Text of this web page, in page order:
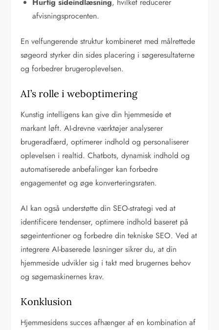
Hurtig sideindlæsning, hvilket reducerer
afvisningsprocenten.
En velfungerende struktur kombineret med målrettede
søgeord styrker din sides placering i søgeresultaterne
og forbedrer brugeroplevelsen.
AI’s rolle i weboptimering
Kunstig intelligens kan give din hjemmeside et
markant løft. AI-drevne værktøjer analyserer
brugeradfærd, optimerer indhold og personaliserer
oplevelsen i realtid. Chatbots, dynamisk indhold og
automatiserede anbefalinger kan forbedre
engagementet og øge konverteringsraten.
AI kan også understøtte din SEO-strategi ved at
identificere tendenser, optimere indhold baseret på
søgeintentioner og forbedre din tekniske SEO. Ved at
integrere AI-baserede løsninger sikrer du, at din
hjemmeside udvikler sig i takt med brugernes behov
og søgemaskinernes krav.
Konklusion
Hjemmesidens succes afhænger af en kombination af